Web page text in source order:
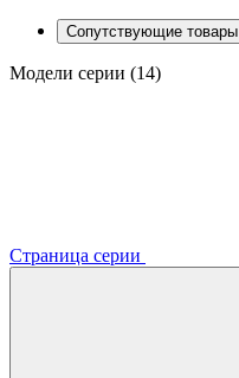
Сопутствующие товары
Модели серии (14)
Страница серии